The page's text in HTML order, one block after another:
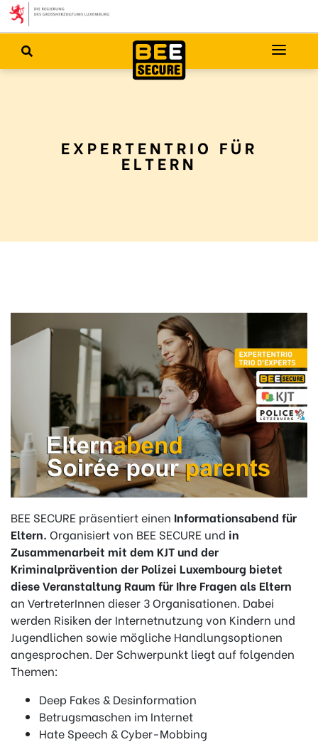
EXPERTENTRIO FÜR
ELTERN
BEE SECURE präsentiert einen Informationsabend für
Eltern. Organisiert von BEE SECURE und in
Zusammenarbeit mit dem KJT und der
Kriminalprävention der Polizei Luxembourg bietet
diese Veranstaltung Raum für Ihre Fragen als Eltern
an VertreterInnen dieser 3 Organisationen. Dabei
werden Risiken der Internetnutzung von Kindern und
Jugendlichen sowie mögliche Handlungsoptionen
angesprochen. Der Schwerpunkt liegt auf folgenden
Themen:
Deep Fakes & Desinformation
Betrugsmaschen im Internet
Hate Speech & Cyber-Mobbing